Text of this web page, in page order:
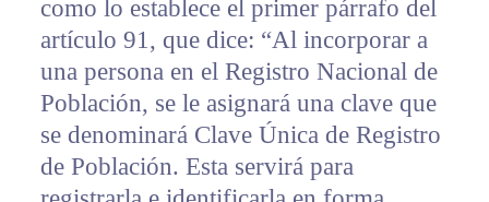
como lo establece el primer párrafo del
artículo 91, que dice: “Al incorporar a
una persona en el Registro Nacional de
Población, se le asignará una clave que
se denominará Clave Única de Registro
de Población. Esta servirá para